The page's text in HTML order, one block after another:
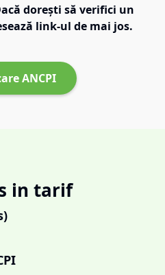
dorești să verifici un
link-ul de mai jos.
ANCPI
in tarif